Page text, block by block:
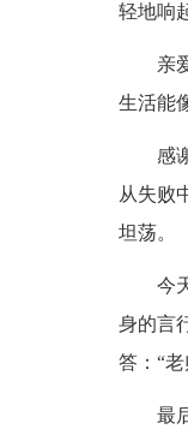
轻地响
亲
生活能
感
从失败
坦荡。
今
身的言
答：“
最